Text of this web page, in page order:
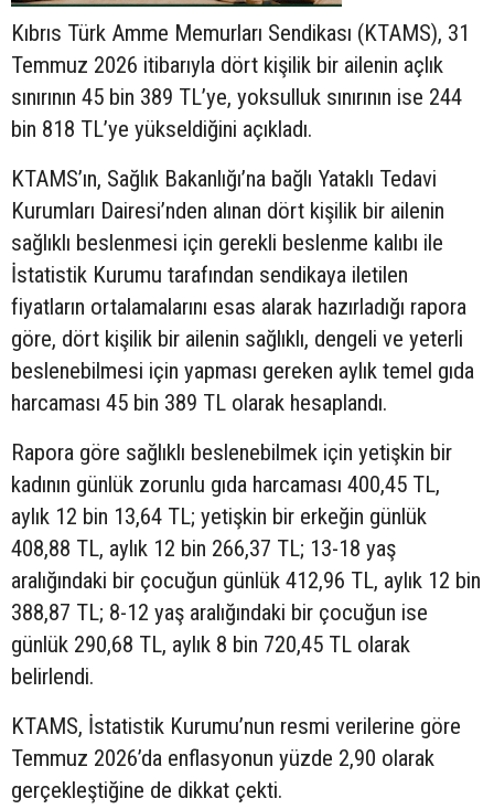
Kıbrıs Türk Amme Memurları Sendikası (KTAMS), 31
Temmuz 2026 itibarıyla dört kişilik bir ailenin açlık
sınırının 45 bin 389 TL’ye, yoksulluk sınırının ise 244
bin 818 TL’ye yükseldiğini açıkladı.
KTAMS’ın, Sağlık Bakanlığı’na bağlı Yataklı Tedavi
Kurumları Dairesi’nden alınan dört kişilik bir ailenin
sağlıklı beslenmesi için gerekli beslenme kalıbı ile
İstatistik Kurumu tarafından sendikaya iletilen
fiyatların ortalamalarını esas alarak hazırladığı rapora
göre, dört kişilik bir ailenin sağlıklı, dengeli ve yeterli
beslenebilmesi için yapması gereken aylık temel gıda
harcaması 45 bin 389 TL olarak hesaplandı.
Rapora göre sağlıklı beslenebilmek için yetişkin bir
kadının günlük zorunlu gıda harcaması 400,45 TL,
aylık 12 bin 13,64 TL; yetişkin bir erkeğin günlük
408,88 TL, aylık 12 bin 266,37 TL; 13-18 yaş
aralığındaki bir çocuğun günlük 412,96 TL, aylık 12 bin
388,87 TL; 8-12 yaş aralığındaki bir çocuğun ise
günlük 290,68 TL, aylık 8 bin 720,45 TL olarak
belirlendi.
KTAMS, İstatistik Kurumu’nun resmi verilerine göre
Temmuz 2026’da enflasyonun yüzde 2,90 olarak
gerçekleştiğine de dikkat çekti.